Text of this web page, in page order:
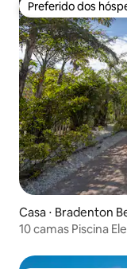
Preferido dos
Preferido dos
Casa ⋅ Bradenton
10